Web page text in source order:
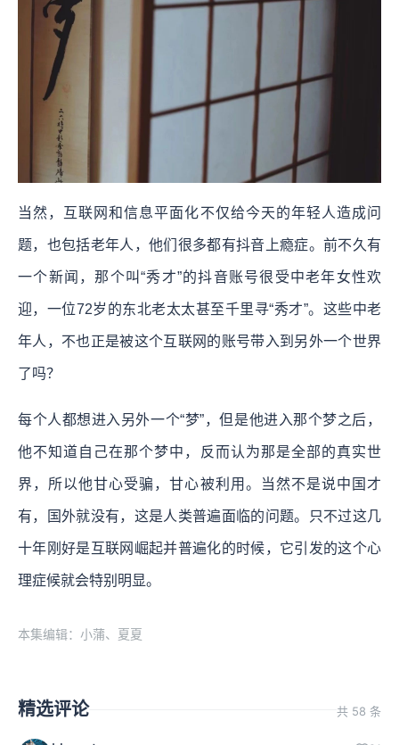
当然，互联网和信息平面化不仅给今天的年轻人造成问
题，也包括老年人，他们很多都有抖音上瘾症。前不久有
一个新闻，那个叫“秀才”的抖音账号很受中老年女性欢
迎，一位72岁的东北老太太甚至千里寻“秀才”。这些中老
年人，不也正是被这个互联网的账号带入到另外一个世界
了吗？
每个人都想进入另外一个“梦”，但是他进入那个梦之后，
他不知道自己在那个梦中，反而认为那是全部的真实世
界，所以他甘心受骗，甘心被利用。当然不是说中国才
有，国外就没有，这是人类普遍面临的问题。只不过这几
十年刚好是互联网崛起并普遍化的时候，它引发的这个心
理症候就会特别明显。
本集编辑：小蒲、夏夏
精选评论 共 58 条